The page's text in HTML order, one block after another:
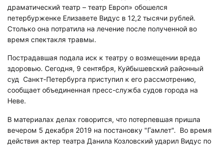
драматический театр – театр Европ» обошелся
петербурженке Елизавете Видус в 12,2 тысячи рублей.
Столько она потратила на лечение после полученной во
время спектакля травмы.
Пострадавшая подала иск к театру о возмещении вреда
здоровью. Сегодня, 9 сентября, Куйбышевский районный
суд Санкт-Петербурга приступил к его рассмотрению,
сообщает объединенная пресс-служба судов города на
Неве.
В материалах делах говорится, что потерпевшая пришла
вечером 5 декабря 2019 на постановку "Гамлет". Во время
действия актер театра Данила Козловский ударил Видус по